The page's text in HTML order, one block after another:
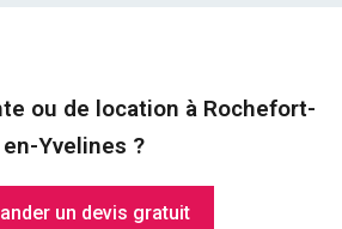
ou de location à Rochefort-
en-Yvelines ?
un devis gratuit